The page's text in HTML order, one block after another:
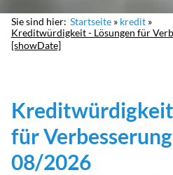
Sie sind hier: Startseite
kredit
Kreditwürdigkeit - Lösungen für
[showDate]
Kreditwürdigkeit
für
08/2026